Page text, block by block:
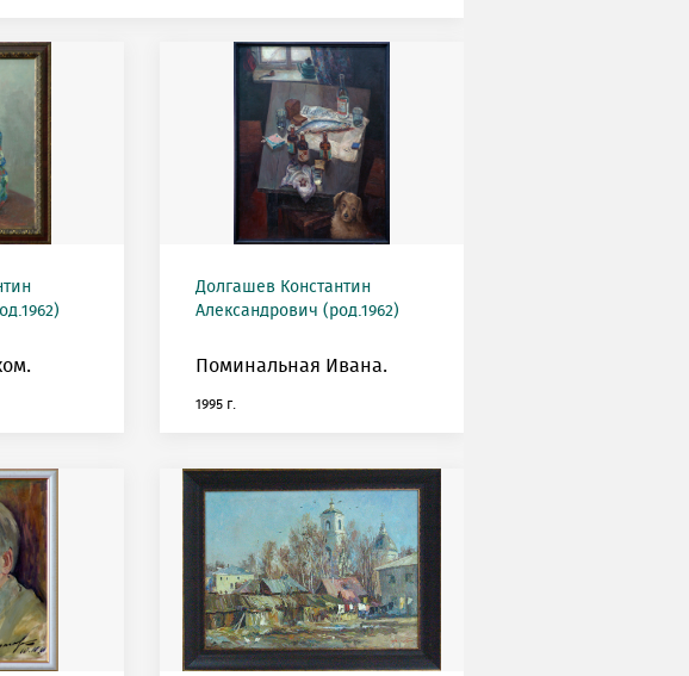
Долгашев Константин
Александрович (род.1962)
Поминальная Ивана.
1995 г.